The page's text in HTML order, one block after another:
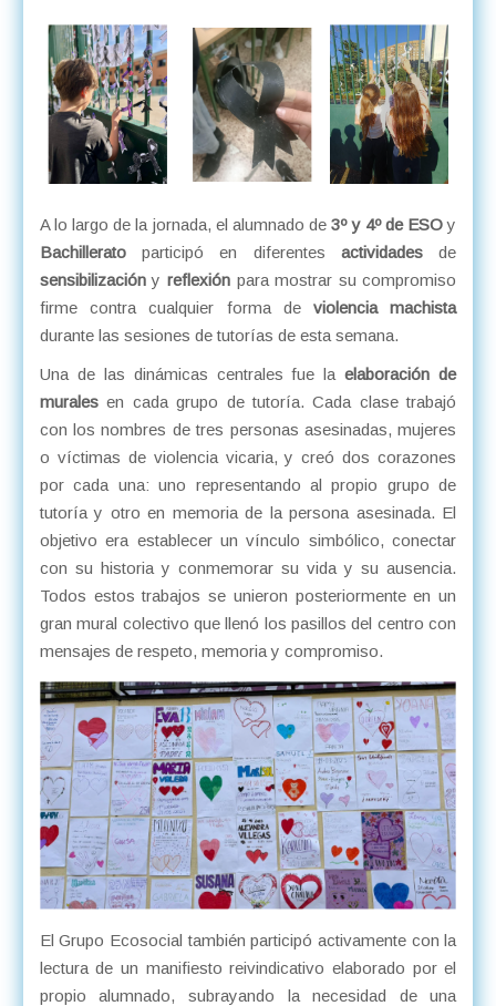
A lo largo de la jornada, el alumnado de3º y 4º de ESOy
Bachilleratoparticipó en diferentes actividadesde
sensibilizacióny reflexiónpara mostrar su compromiso
firme contra cualquier forma deviolencia machista
durante las sesiones de tutorías de esta semana.
Una de las dinámicas centrales fue laelaboración de
muralesen cada grupo de tutoría. Cada clase trabajó
con los nombres de tres personas asesinadas, mujeres
o víctimas de violencia vicaria, y creó dos corazones
por cada una: uno representando al propio grupo de
tutoría y otro en memoria de la persona asesinada. El
objetivo era establecer un vínculo simbólico, conectar
con su historia y conmemorar su vida y su ausencia.
Todos estos trabajos se unieron posteriormente en un
gran mural colectivo que llenó los pasillos del centro con
mensajes de respeto, memoria y compromiso.
El Grupo Ecosocial también participó activamente con la
lectura de un manifiesto reivindicativo elaborado por el
propio alumnado, subrayando la necesidad de una